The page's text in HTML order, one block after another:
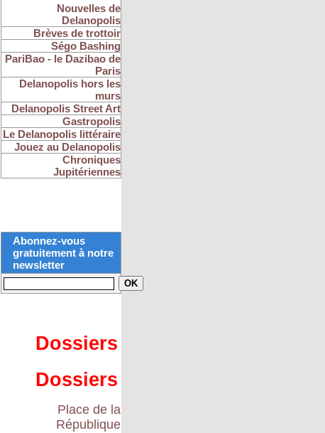
Nouvelles de
Delanopolis
Brèves de trottoir
Ségo Bashing
PariBao - le Dazibao de
Paris
Delanopolis hors les
murs
Delanopolis Street Art
Gastropolis
Le Delanopolis littéraire
Jouez au Delanopolis
Chroniques
Jupitériennes
Abonnez-vous
gratuitement à notre
newsletter
Dossiers
Dossiers
Place de la
République